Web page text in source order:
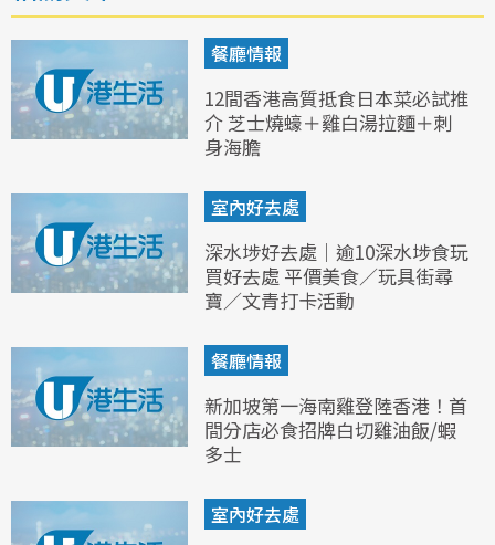
餐廳情報
12間香港高質抵食日本菜必試推
介 芝士燒蠔＋雞白湯拉麵＋刺
身海膽
室內好去處
深水埗好去處｜逾10深水埗食玩
買好去處 平價美食／玩具街尋
寶／文青打卡活動
餐廳情報
新加坡第一海南雞登陸香港！首
間分店必食招牌白切雞油飯/蝦
多士
室內好去處